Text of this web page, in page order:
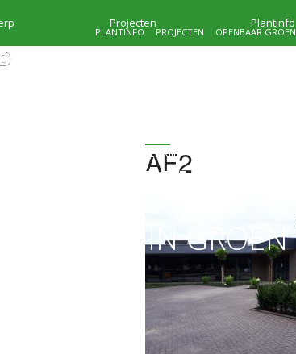
HOVENIERSBEDRIJF
& MOLENVELD
IN GROEN
OPENBAAR GROEN
PROJECTEN
PLANTINFO
Projecten Plantinfo
AF2